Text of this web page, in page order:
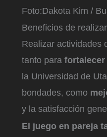
Foto:Dakota Kim /
Beneficios de
Realizar actividades
tanto para
la Universidad de
bondades, como
y la satisfacción
El juego en pareja